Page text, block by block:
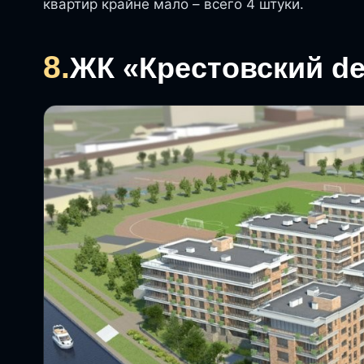
квартир крайне мало – всего 4 штуки.
8.ЖК «Крестовский